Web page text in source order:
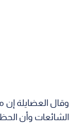
وقال العضايلة إن
الشائعات وأن الحظر فقط لمدة 48